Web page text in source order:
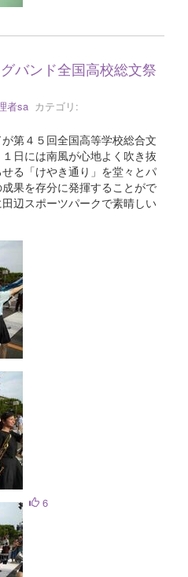
バンド全国高校総文祭
者sa カテゴリ:
第４５回全国高等学校総合文
日には南風が心地よく吹き抜
る「けやき通り」を堂々とパ
果を存分に発揮することがで
辺スポーツパークで素晴しい
6